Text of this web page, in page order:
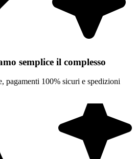
semplice il complesso
pagamenti 100% sicuri e spedizioni